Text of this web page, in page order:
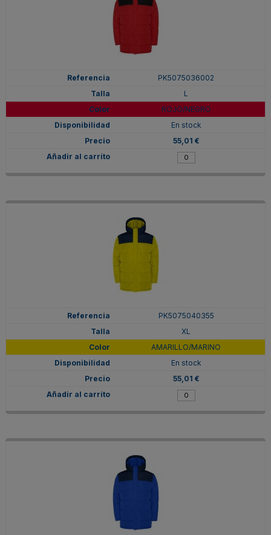
PK5075036002
L
ROJO/NEGRO
En stock
55,01 €
PK5075040355
XL
AMARILLO/MARINO
En stock
55,01 €